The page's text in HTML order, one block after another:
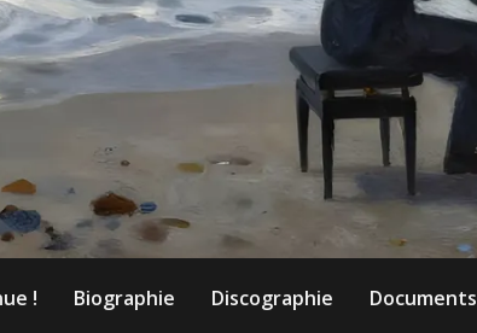
! Biographie Discographie Documents